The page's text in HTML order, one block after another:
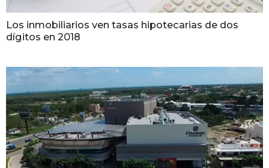
Los inmobiliarios ven tasas hipotecarias de dos
dígitos en 2018